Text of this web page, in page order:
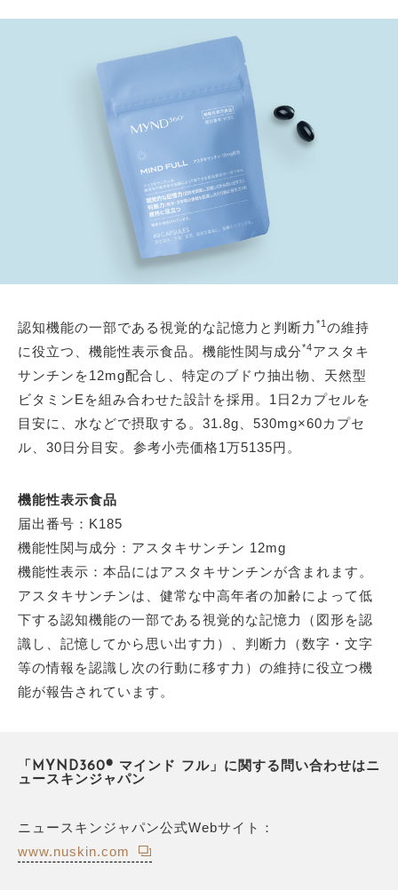
認知機能の一部である視覚的な記憶力と判断力 *1の維持
に役立つ、機能性表示食品。機能性関与成分*4アスタキ
サンチンを12mg配合し、特定のブドウ抽出物、天然型
ビタミンEを組み合わせた設計を採用。1日2カプセルを
目安に、水などで摂取する。31.8g、530mg×60カプセ
ル、30日分目安。参考小売価格1万5135円。
機能性表示食品
届出番号：K185
機能性関与成分：アスタキサンチン 12mg
機能性表示：本品にはアスタキサンチンが含まれます。
アスタキサンチンは、健常な中高年者の加齢によって低
下する認知機能の一部である視覚的な記憶力（図形を認
識し、記憶してから思い出す力）、判断力（数字・文字
等の情報を認識し次の行動に移す力）の維持に役立つ機
能が報告されています。
「MYND360® マインド フル」に関する問い合わせはニ
ュースキンジャパン
ニュースキンジャパン公式Webサイト：
www.nuskin.com